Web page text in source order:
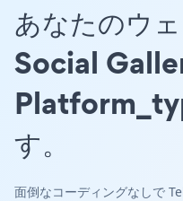
あなたのウ
Social
す。
面倒なコーディングなしで